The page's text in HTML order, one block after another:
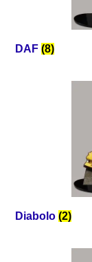
DAF (8)
Diabolo (2)